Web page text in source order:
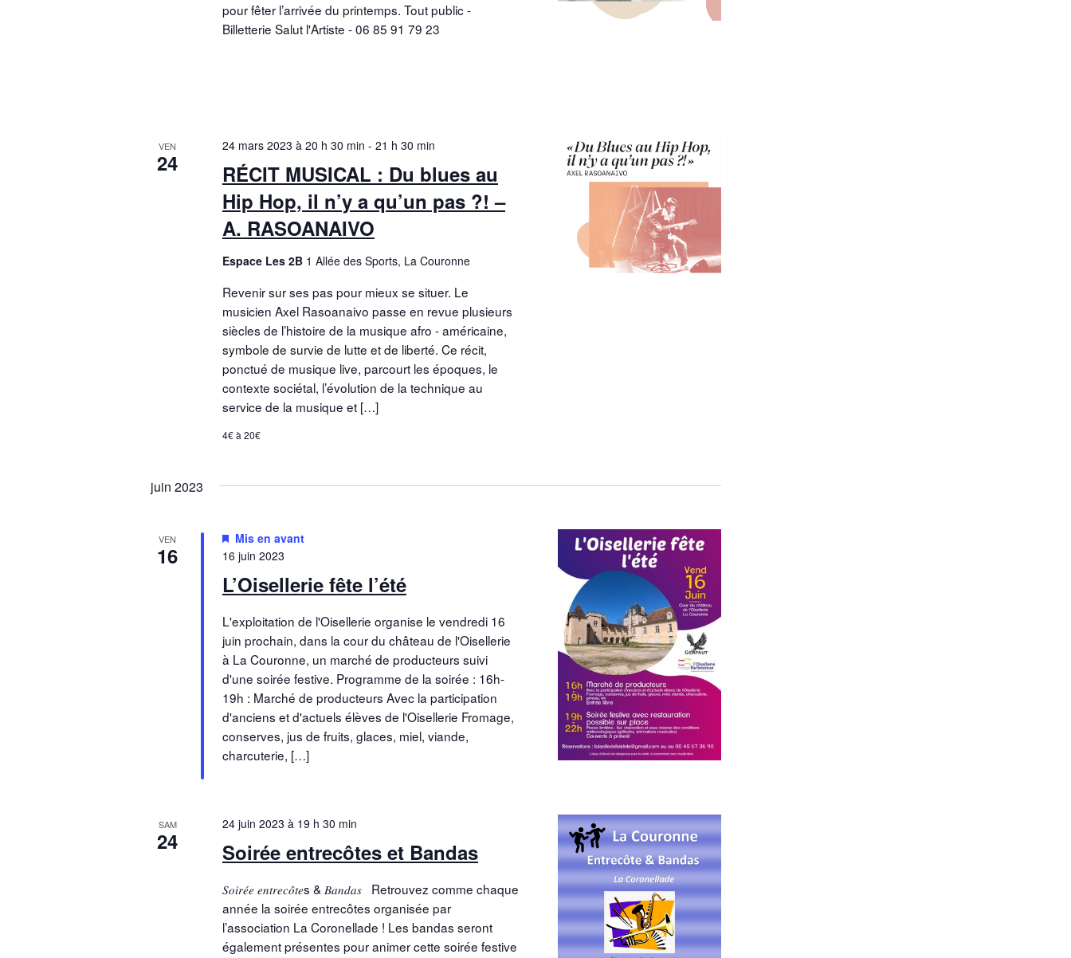
pour fêter l’arrivée du printemps. Tout public -
Billetterie Salut l'Artiste - 06 85 91 79 23
VEN
24
RÉCIT MUSICAL : Du blues au
Hip Hop, il n’y a qu’un pas ?! –
A. RASOANAIVO
24 mars 2023 à 20 h 30 min - 21 h 30 min
Espace Les 2B 1 Allée des Sports, La Couronne
Revenir sur ses pas pour mieux se situer. Le
musicien Axel Rasoanaivo passe en revue plusieurs
siècles de l’histoire de la musique afro - américaine,
symbole de survie de lutte et de liberté. Ce récit,
ponctué de musique live, parcourt les époques, le
contexte sociétal, l’évolution de la technique au
service de la musique et […]
4€ à 20€
juin 2023
VEN
16
L’Oisellerie fête l’été
Mis en avant
16 juin 2023
L'exploitation de l'Oisellerie organise le vendredi 16
juin prochain, dans la cour du château de l'Oisellerie
à La Couronne, un marché de producteurs suivi
d'une soirée festive. Programme de la soirée : 16h-
19h : Marché de producteurs Avec la participation
d'anciens et d'actuels élèves de l'Oisellerie Fromage,
conserves, jus de fruits, glaces, miel, viande,
charcuterie, […]
SAM
24 Soirée entrecôtes et Bandas
24 juin 2023 à 19 h 30 min
𝑆𝑜𝑖𝑟𝑒́𝑒 𝑒𝑛𝑡𝑟𝑒𝑐𝑜̂𝑡𝑒s & 𝐵𝑎𝑛𝑑𝑎𝑠 Retrouvez comme chaque
année la soirée entrecôtes organisée par
l’association La Coronellade ! Les bandas seront
également présentes pour animer cette soirée festive